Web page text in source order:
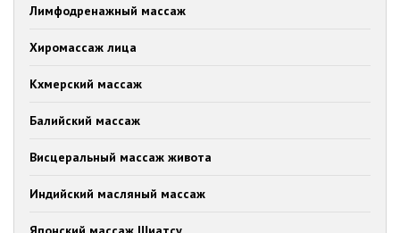
Лимфодренажный массаж
Хиромассаж лица
Кхмерский массаж
Балийский массаж
Висцеральный массаж живота
Индийский масляный массаж